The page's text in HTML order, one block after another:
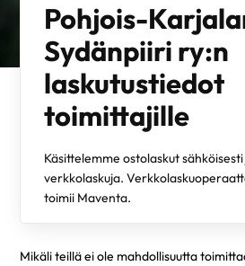
Pohjois-
Sydänpiiri ry:n
laskutustiedot
toimittajille
Käsittelemme ostolaskut
verkkolaskuja.
toimii Maventa.
Mikäli teillä ei ole mahdollisuutta